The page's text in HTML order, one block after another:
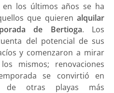
los últimos años se ha
que quieren alquilar
de Bertioga. Los
del potencial de sus
y comenzaron a mirar
mismos; renovaciones
se convirtió en
de otras playas más